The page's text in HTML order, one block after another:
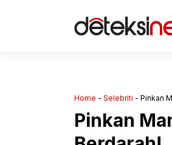
Home - Selebriti - Pinkan
Pinkan